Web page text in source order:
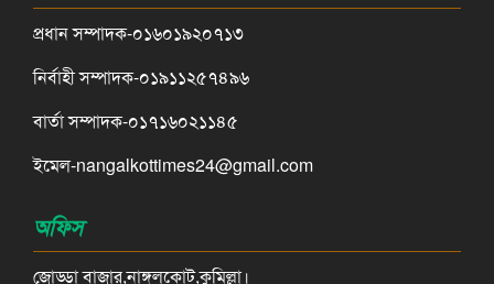
প্রধান সম্পাদক-০১৬০১৯২০৭১৩
নির্বাহী সম্পাদক-০১৯১১২৫৭৪৯৬
বার্তা সম্পাদক-০১৭১৬০২১১৪৫
ইমেল-nangalkottimes24@gmail.com
অফিস
জোড্ডা বাজার,নাঙ্গলকোট,কুমিল্লা।